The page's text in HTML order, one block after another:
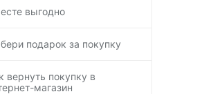
выгодно
подарок за покупку
вернуть покупку в
магазин